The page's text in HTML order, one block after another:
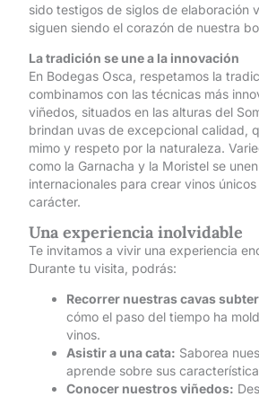
sido testigos de siglos de elaboración
siguen siendo el corazón de nuestra
La tradición se une a la innovación
En Bodegas Osca, respetamos la
combinamos con las técnicas más
viñedos, situados en las alturas del
brindan uvas de excepcional calidad,
mimo y respeto por la naturaleza.
como la Garnacha y la Moristel se
internacionales para crear vinos
carácter.
Una experiencia inolvidable
Te invitamos a vivir una experiencia
Durante tu visita, podrás:
Recorrer nuestras cavas
cómo el paso del tiempo ha
vinos.
Asistir a una cata: Saborea
aprende sobre sus
Conocer nuestros viñedos: